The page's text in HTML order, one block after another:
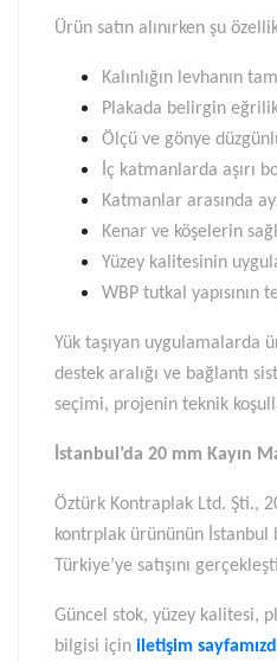
Ürün satın alınırken şu
Kalınlığın levhanın
Plakada belirgin
Ölçü ve gönye
İç katmanlarda aşırı
Katmanlar arasında
Kenar ve köşelerin
Yüzey kalitesinin
WBP tutkal yapısının
Yük taşıyan uygulamalarda
destek aralığı ve bağlantı
seçimi, projenin teknik
İstanbul’da 20 mm Kayın
Öztürk Kontraplak Ltd. Şti.,
kontrplak ürününün İstanbul
Türkiye’ye satışını
Güncel stok, yüzey kalitesi,
bilgisi için iletişim